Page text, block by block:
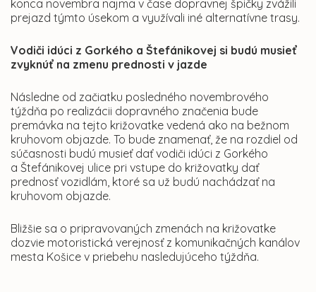
konca novembra najmä v čase dopravnej špičky zvážili
prejazd týmto úsekom a využívali iné alternatívne trasy.
Vodiči idúci z Gorkého a Štefánikovej si budú musieť
zvyknúť na zmenu prednosti v jazde
Následne od začiatku posledného novembrového
týždňa po realizácii dopravného značenia bude
premávka na tejto križovatke vedená ako na bežnom
kruhovom objazde. To bude znamenať, že na rozdiel od
súčasnosti budú musieť dať vodiči idúci z Gorkého
a Štefánikovej ulice pri vstupe do križovatky dať
prednosť vozidlám, ktoré sa už budú nachádzať na
kruhovom objazde.
Bližšie sa o pripravovaných zmenách na križovatke
dozvie motoristická verejnosť z komunikačných kanálov
mesta Košice v priebehu nasledujúceho týždňa.